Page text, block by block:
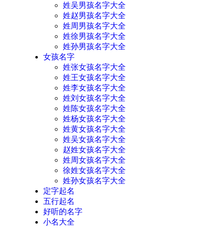
姓吴男孩名字大全
姓赵男孩名字大全
姓周男孩名字大全
姓徐男孩名字大全
姓孙男孩名字大全
女孩名字
姓张女孩名字大全
姓王女孩名字大全
姓李女孩名字大全
姓刘女孩名字大全
姓陈女孩名字大全
姓杨女孩名字大全
姓黄女孩名字大全
姓吴女孩名字大全
赵姓女孩名字大全
姓周女孩名字大全
徐姓女孩名字大全
姓孙女孩名字大全
定字起名
五行起名
好听的名字
小名大全